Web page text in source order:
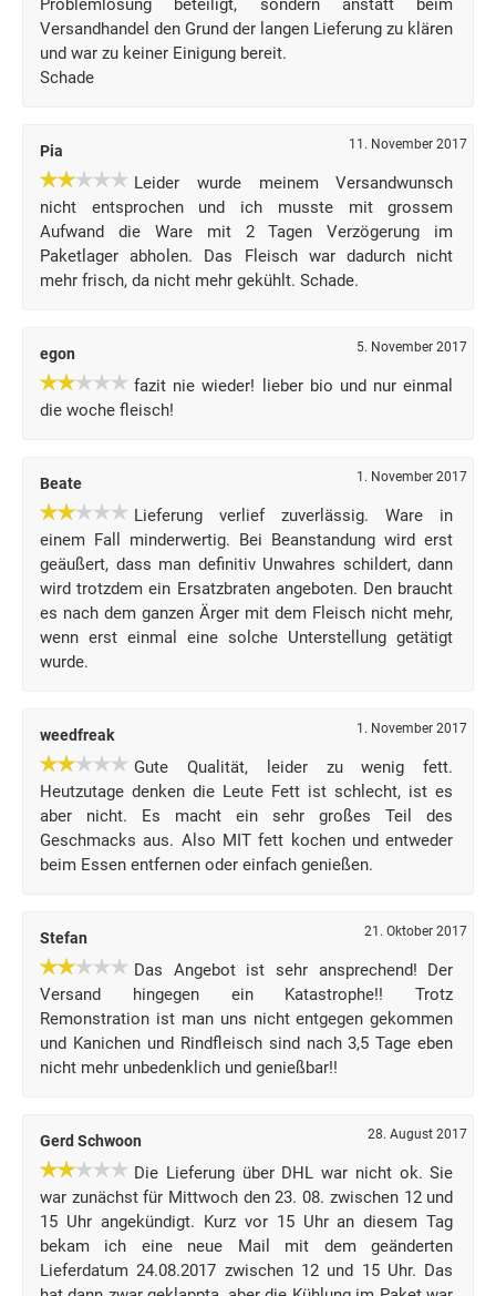
Problemlösung beteiligt, sondern anstatt beim
Versandhandel den Grund der langen Lieferung zu klären
und war zu keiner Einigung bereit.
Schade
Pia 11. November 2017
Leider wurde meinem Versandwunsch
nicht entsprochen und ich musste mit grossem
Aufwand die Ware mit 2 Tagen Verzögerung im
Paketlager abholen. Das Fleisch war dadurch nicht
mehr frisch, da nicht mehr gekühlt. Schade.
egon 5. November 2017
fazit nie wieder! lieber bio und nur einmal
die woche fleisch!
Beate 1. November 2017
Lieferung verlief zuverlässig. Ware in
einem Fall minderwertig. Bei Beanstandung wird erst
geäußert, dass man definitiv Unwahres schildert, dann
wird trotzdem ein Ersatzbraten angeboten. Den braucht
es nach dem ganzen Ärger mit dem Fleisch nicht mehr,
wenn erst einmal eine solche Unterstellung getätigt
wurde.
weedfreak 1. November 2017
Gute Qualität, leider zu wenig fett.
Heutzutage denken die Leute Fett ist schlecht, ist es
aber nicht. Es macht ein sehr großes Teil des
Geschmacks aus. Also MIT fett kochen und entweder
beim Essen entfernen oder einfach genießen.
Stefan 21. Oktober 2017
Das Angebot ist sehr ansprechend! Der
Versand hingegen ein Katastrophe!! Trotz
Remonstration ist man uns nicht entgegen gekommen
und Kanichen und Rindfleisch sind nach 3,5 Tage eben
nicht mehr unbedenklich und genießbar!!
Gerd Schwoon 28. August 2017
Die Lieferung über DHL war nicht ok. Sie
war zunächst für Mittwoch den 23. 08. zwischen 12 und
15 Uhr angekündigt. Kurz vor 15 Uhr an diesem Tag
bekam ich eine neue Mail mit dem geänderten
Lieferdatum 24.08.2017 zwischen 12 und 15 Uhr. Das